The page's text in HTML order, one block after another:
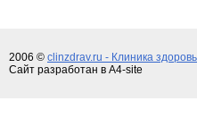
2006 © clinzdrav.ru - Клиника
Сайт разработан в A4-site